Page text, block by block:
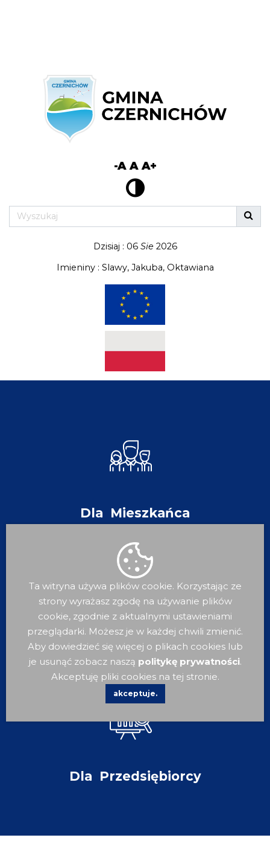
-AAA+
Dzisiaj : 06 Sie 2026
Imieniny : Slawy, Jakuba, Oktawiana
Dla Mieszkańca
DlaTurysty
Dla Przedsiębiorcy
Ta witryna używa plików cookie. Korzystając ze
strony wyrażasz zgodę na używanie plików
cookie, zgodnie z aktualnymi ustawieniami
przeglądarki. Możesz je w każdej chwili zmienić.
Aby dowiedzieć się więcej o plikach cookies lub
je usunąć zobacz naszą politykę prywatności.
Akceptuję pliki cookies na tej stronie.
akceptuje.